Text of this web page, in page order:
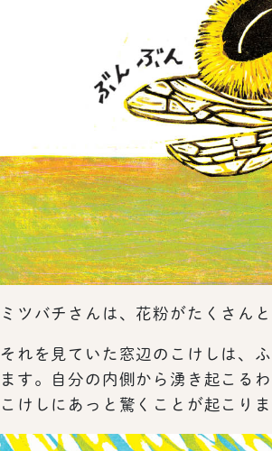
ミツバチさんは、花粉がたくさん
それを見ていた窓辺のこけしは、
ます。自分の内側から湧き起こる
こけしにあっと驚くことが起こり